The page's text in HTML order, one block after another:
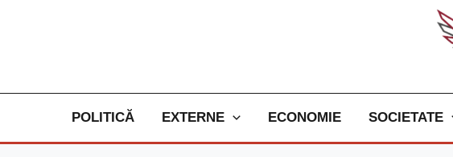
POLITICĂ EXTERNE ECONOMIE SOCIETATE